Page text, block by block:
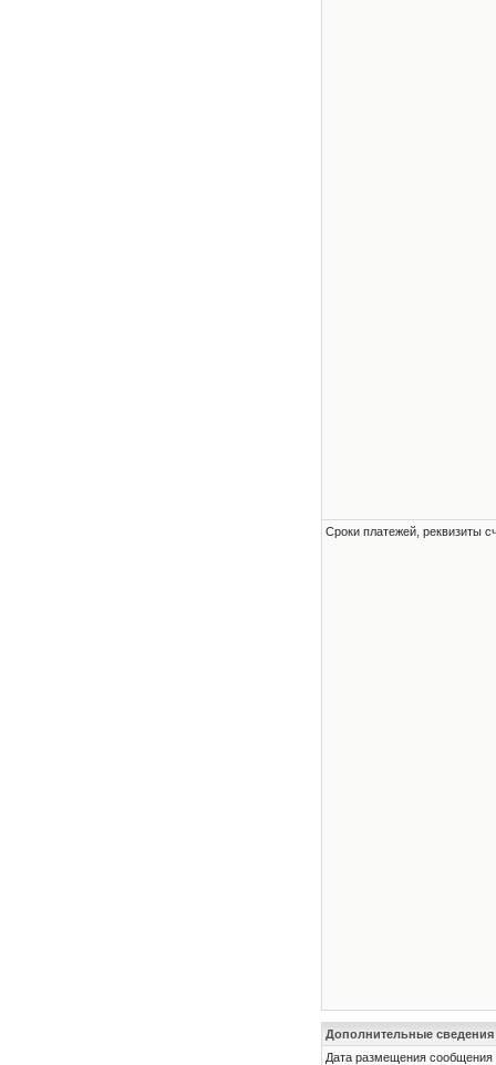
Сроки платежей, реквизиты
Дополнительные сведения
Дата размещения